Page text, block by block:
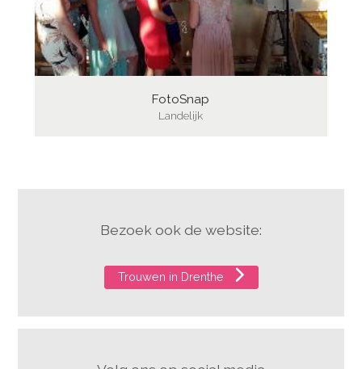
FotoSnap
Landelijk
Bezoek ook de website:
Trouwen in Drenthe